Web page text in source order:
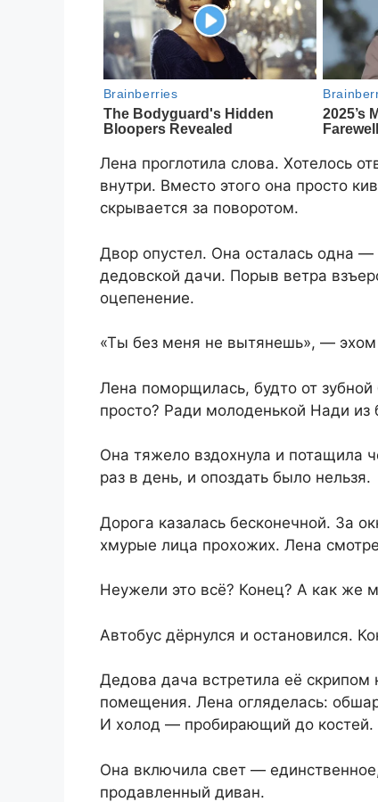
Лена проглотила слова. Хотелось
внутри. Вместо этого она просто
скрывается за поворотом.
Двор опустел. Она осталась одна
дедовской дачи. Порыв ветра
оцепенение.
«Ты без меня не вытянешь», — эхом
Лена поморщилась, будто от
просто? Ради молоденькой Нади из
Она тяжело вздохнула и потащила
раз в день, и опоздать было нельзя.
Дорога казалась бесконечной. За
хмурые лица прохожих. Лена
Неужели это всё? Конец? А как же
Автобус дёрнулся и остановился.
Дедова дача встретила её
помещения. Лена огляделась:
И холод — пробирающий до костей.
Она включила свет —
продавленный диван.